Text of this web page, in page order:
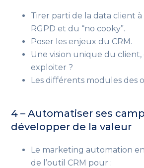
Tirer parti de la data client à
RGPD et du “no cooky”.
Poser les enjeux du CRM.
Une vision unique du
exploiter ?
Les différents modules des
4 – Automatiser ses
développer de la valeur
Le marketing automation
de l’outil CRM pour :